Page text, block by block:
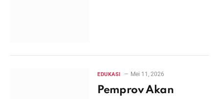
EDUKASI Mei 11, 2026
Pemprov Akan